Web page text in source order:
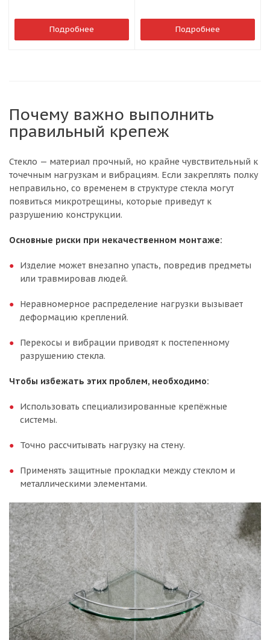
Подробнее Подробнее
Почему важно выполнить
правильный крепеж
Стекло — материал прочный, но крайне чувствительный к
точечным нагрузкам и вибрациям. Если закреплять полку
неправильно, со временем в структуре стекла могут
появиться микротрещины, которые приведут к
разрушению конструкции.
Основные риски при некачественном монтаже:
Изделие может внезапно упасть, повредив предметы
или травмировав людей.
Неравномерное распределение нагрузки вызывает
деформацию креплений.
Перекосы и вибрации приводят к постепенному
разрушению стекла.
Чтобы избежать этих проблем, необходимо:
Использовать специализированные крепёжные
системы.
Точно рассчитывать нагрузку на стену.
Применять защитные прокладки между стеклом и
металлическими элементами.